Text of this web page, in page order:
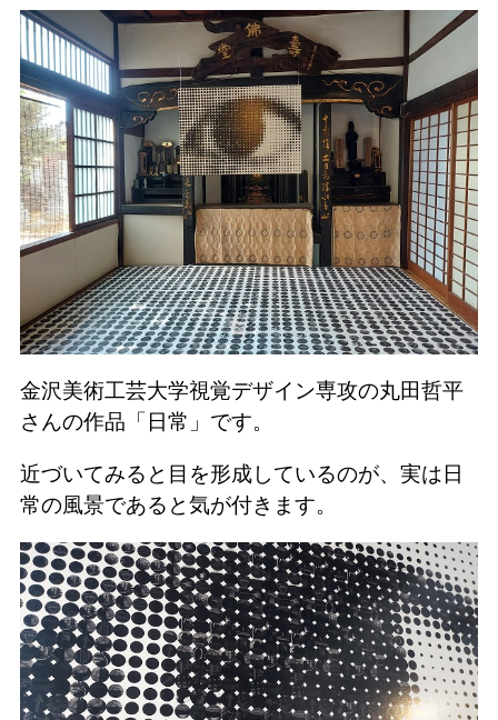
金沢美術工芸大学視覚デザイン専攻の丸田哲平
さんの作品「日常」です。
近づいてみると目を形成しているのが、実は日
常の風景であると気が付きます。